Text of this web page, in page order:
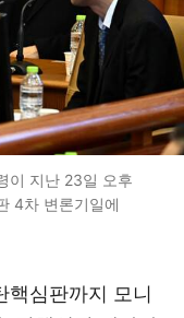
이 지난 23일 오후
4차 변론기일에
핵심판까지 모니